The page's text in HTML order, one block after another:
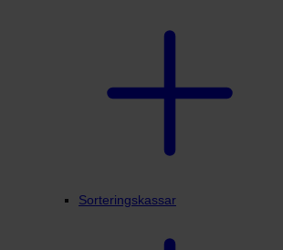
Sorteringskassar